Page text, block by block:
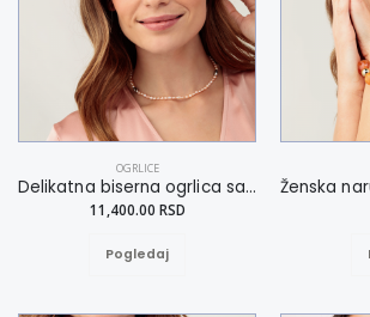
OGRLICE
Delikatna biserna ogrlica sa magnetima S-L
11,400.00 RSD
Pogledaj